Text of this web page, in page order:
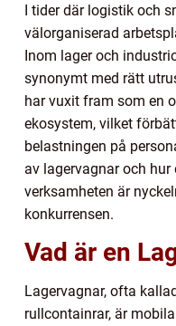
I tider där logistik och
välorganiserad
Inom lager och
synonymt med rätt
har vuxit fram som en
ekosystem, vilket
belastningen på
av lagervagnar och
verksamheten är
konkurrensen.
Vad är en
Lagervagnar, ofta
rullcontainrar, är